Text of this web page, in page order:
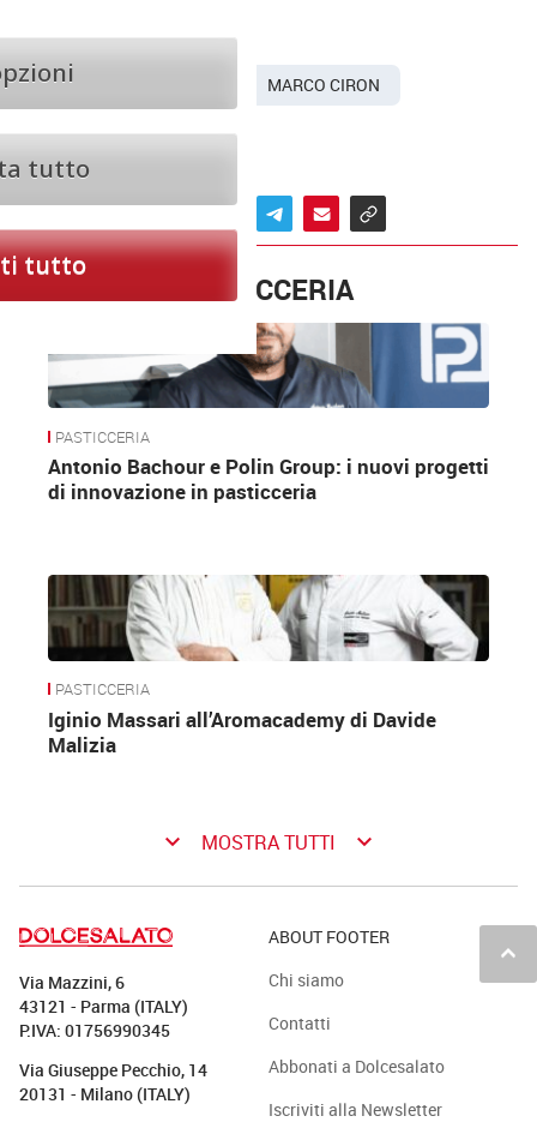
CORNETTO PROTEICO MARCO CIRON
ALTRO IN PASTICCERIA
PASTICCERIA
Antonio Bachour e Polin Group: i nuovi progetti
di innovazione in pasticceria
PASTICCERIA
Iginio Massari all’Aromacademy di Davide
Malizia
keyboard_arrow_down MOSTRA TUTTI keyboard_arrow_down
keyboard_arrow_up
Via Mazzini, 6
43121 - Parma (ITALY)
P.IVA: 01756990345
Via Giuseppe Pecchio, 14
20131 - Milano (ITALY)
ABOUT FOOTER
Chi siamo
Contatti
Abbonati a Dolcesalato
Iscriviti alla Newsletter
tutto
tutto